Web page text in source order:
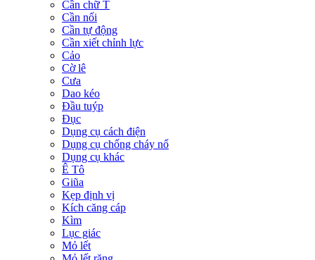
Cần chữ T
Cần nối
Cần tự động
Cần xiết chỉnh lực
Cảo
Cờ lê
Cưa
Dao kéo
Đầu tuýp
Đục
Dụng cụ cách điện
Dụng cụ chống cháy nổ
Dụng cụ khác
Ê Tô
Giũa
Kẹp định vị
Kích căng cáp
Kìm
Lục giác
Mỏ lết